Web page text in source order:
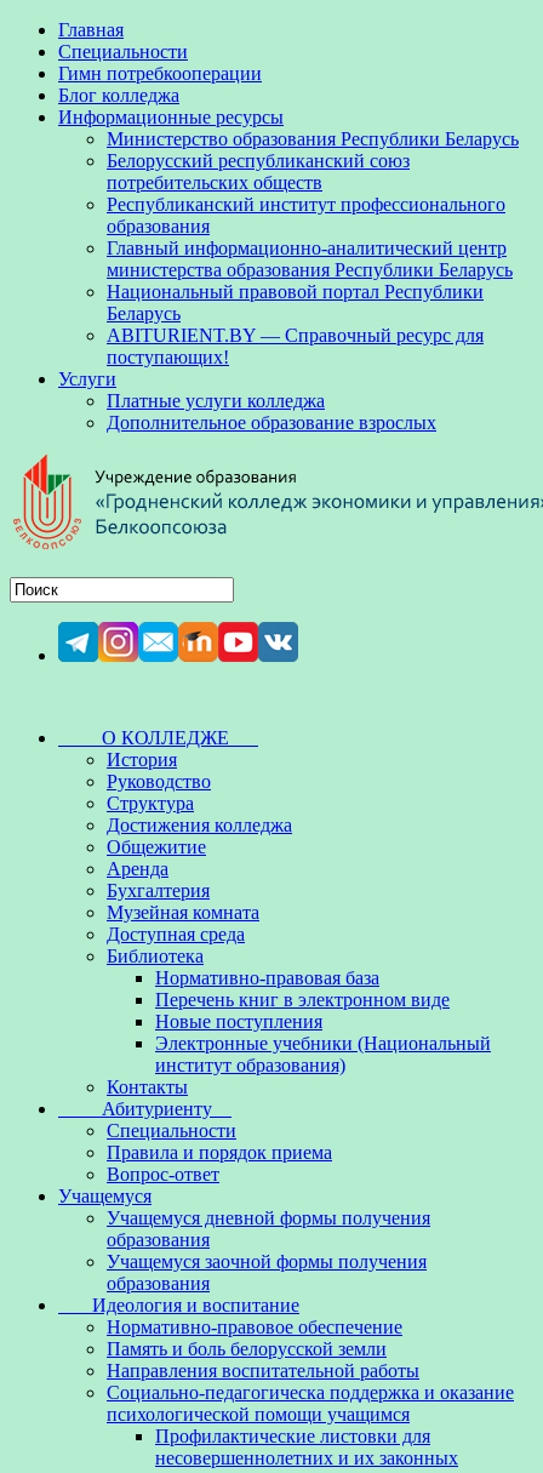
Главная
Специальности
Гимн потребкооперации
Блог колледжа
Информационные ресурсы
Министерство образования Республики Беларусь
Белорусский республиканский союз
потребительских обществ
Республиканский институт профессионального
образования
Главный информационно-аналитический центр
министерства образования Республики Беларусь
Национальный правовой портал Республики
Беларусь
ABITURIENT.BY — Справочный ресурс для
поступающих!
Услуги
Платные услуги колледжа
Дополнительное образование взрослых
О КОЛЛЕДЖЕ
История
Руководство
Структура
Достижения колледжа
Общежитие
Аренда
Бухгалтерия
Музейная комната
Доступная среда
Библиотека
Нормативно-правовая база
Перечень книг в электронном виде
Новые поступления
Электронные учебники (Национальный
институт образования)
Контакты
Абитуриенту
Специальности
Правила и порядок приема
Вопрос-ответ
Учащемуся
Учащемуся дневной формы получения
образования
Учащемуся заочной формы получения
образования
Идеология и воспитание
Нормативно-правовое обеспечение
Память и боль белорусской земли
Направления воспитательной работы
Социально-педагогическа поддержка и оказание
психологической помощи учащимся
Профилактические листовки для
несовершеннолетних и их законных